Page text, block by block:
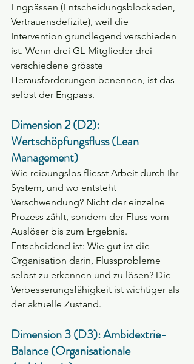
Engpässen (Entscheidungsblockaden,
Vertrauensdefizite), weil die
Intervention grundlegend verschieden
ist. Wenn drei GL-Mitglieder drei
verschiedene grösste
Herausforderungen benennen, ist das
selbst der Engpass.
Dimension 2 (D2):
Wertschöpfungsfluss (Lean
Management)
Wie reibungslos fliesst Arbeit durch Ihr
System, und wo entsteht
Verschwendung? Nicht der einzelne
Prozess zählt, sondern der Fluss vom
Auslöser bis zum Ergebnis.
Entscheidend ist: Wie gut ist die
Organisation darin, Flussprobleme
selbst zu erkennen und zu lösen? Die
Verbesserungsfähigkeit ist wichtiger als
der aktuelle Zustand.
Dimension 3 (D3): Ambidextrie-
Balance (Organisationale